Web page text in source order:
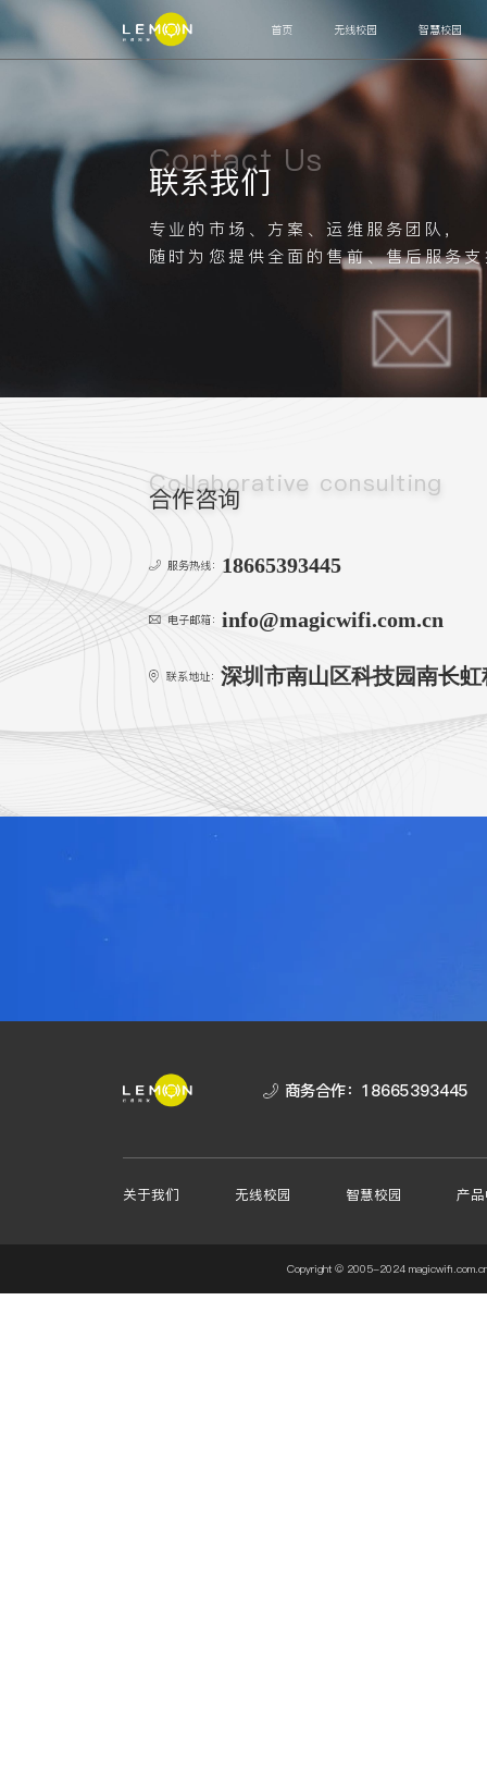
首页 无线校园 智慧校园
OLT ODN
运营管理
认证计费系统 网管系统
高阶辅助
运营中台 运维工单 客服系统 审计系统 上
通道闸机
校园安全系统 校园生活系统 教务总务系统
Contact Us
联系我们
专业的市场、方案、运维服务团队,
随时为您提供全面的售前、售后服务
Collaborative consulting
合作咨询
服务热线： 18665393445
电子邮箱： info@magicwifi.com.cn
联系地址： 深圳市南山区科技园南长虹
商务合作： 18665393445
关于我们 无线校园 智慧校园 产
Copyright © 2005-2024